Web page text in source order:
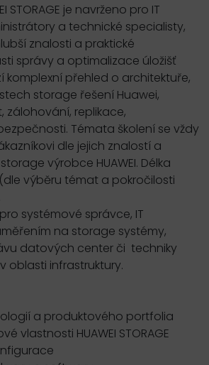
STORAGE je navrženo pro IT
a technické specialisty,
znalosti a praktické
správy a optimalizace úložišť
komplexní přehled o architektuře,
storage řešení Huawei,
replikace,
Témata školení se vždy
dle jejich znalostí a
výrobce HUAWEI. Délka
výběru témat a pokročilosti
systémové správce, IT
na storage systémy,
datových center či techniky
oblasti infrastruktury.
a produktového portfolia
vlastnosti HUAWEI STORAGE